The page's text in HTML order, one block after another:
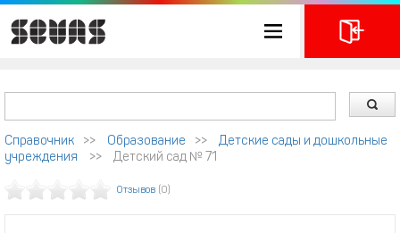
Справочник >> Образование >>
Детские сады и дошкольные
учреждения
>> Детский сад № 71
Отзывов (0)